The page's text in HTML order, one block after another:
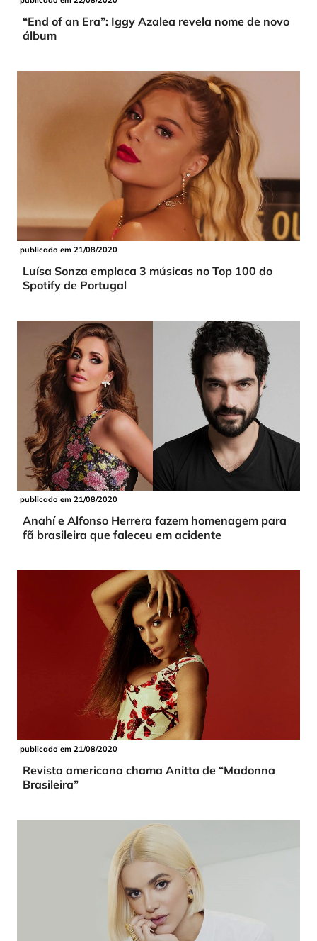
“End of an Era”: Iggy Azalea revela nome de novo
álbum
publicado em 21/08/2020
Luísa Sonza emplaca 3 músicas no Top 100 do
Spotify de Portugal
publicado em 21/08/2020
Anahí e Alfonso Herrera fazem homenagem para
fã brasileira que faleceu em acidente
publicado em 21/08/2020
Revista americana chama Anitta de “Madonna
Brasileira”